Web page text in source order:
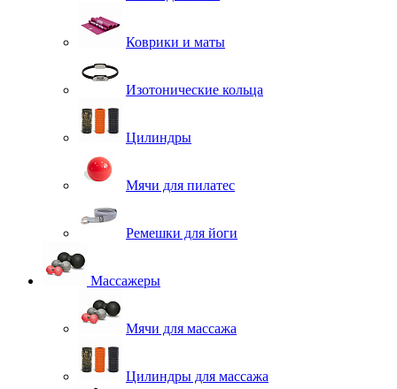
Коврики и маты
Изотонические кольца
Цилиндры
Мячи для пилатес
Ремешки для йоги
Массажеры
Мячи для массажа
Цилиндры для массажа